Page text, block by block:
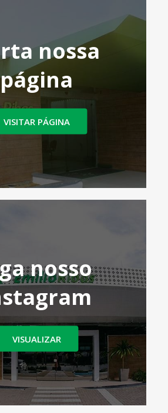
nossa
página
VISITAR PÁGINA
nosso
VISUALIZAR